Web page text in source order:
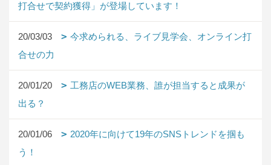
打合せで契約獲得」が登場しています！
20/03/03
今求められる、ライブ見学会、オンライン打
合せの力
20/01/20
工務店のWEB業務、誰が担当すると成果が
出る？
20/01/06
2020年に向けて19年のSNSトレンドを掴も
う！